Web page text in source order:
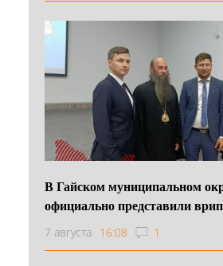
В Гайском муниципальном
официально представили
7 августа 16:08 1